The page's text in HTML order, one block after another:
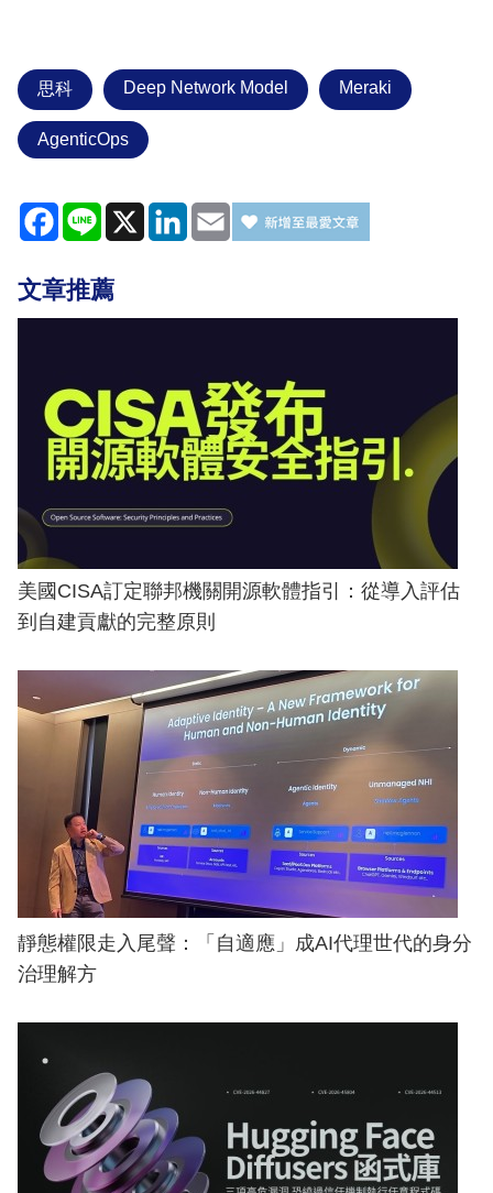
思科 Deep Network Model Meraki
AgenticOps
Facebook
Line X LinkedIn
Email
文章推薦
美國CISA訂定聯邦機關開源軟體指引：從導入評估
到自建貢獻的完整原則
靜態權限走入尾聲：「自適應」成AI代理世代的身分
治理解方